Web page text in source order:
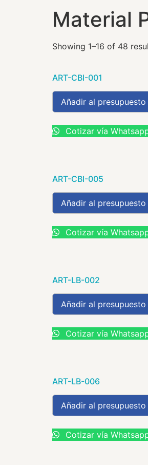
Material
Showing 1–16 of 48
ART-CBI-001
Añadir al presupuesto
Cotizar vía
ART-CBI-005
Añadir al presupuesto
Cotizar vía
ART-LB-002
Añadir al presupuesto
Cotizar vía
ART-LB-006
Añadir al presupuesto
Cotizar vía